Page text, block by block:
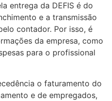
entrega da DEFIS é do
e a transmissão
contador. Por isso, é
da empresa, como
para o profissional
o faturamento do
e de empregados,